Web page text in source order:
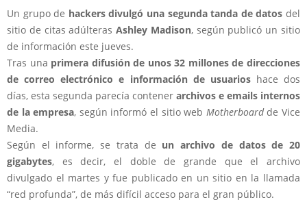
Un grupo de hackers divulgó una segunda tanda de datos del
sitio de citas adúlterasAshley Madison, según publicó un sitio
de información este jueves.
Tras una primera difusión de unos 32 millones de direcciones
de correo electrónico e información de usuarioshace dos
días, esta segunda parecía contener archivos e emails internos
de la empresa, según informó el sitio web Motherboardde Vice
Media.
Según el informe, se trata de un archivo de datos de 20
gigabytes, es decir, el doble de grande que el archivo
divulgado el martes y fue publicado en un sitio en la llamada
“red profunda”, de más difícil acceso para el gran público.